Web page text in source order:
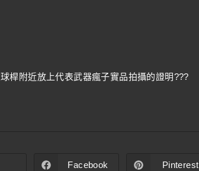
桿附近放上代表武器瘋子實品拍攝的證明???
Facebook Pinterest